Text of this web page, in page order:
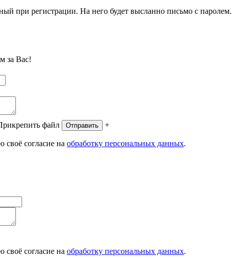
при регистрации. На него будет высланно письмо с паролем.
за Вас!
файл
Отправить +
согласие на обработку персональных данных.
согласие на обработку персональных данных.